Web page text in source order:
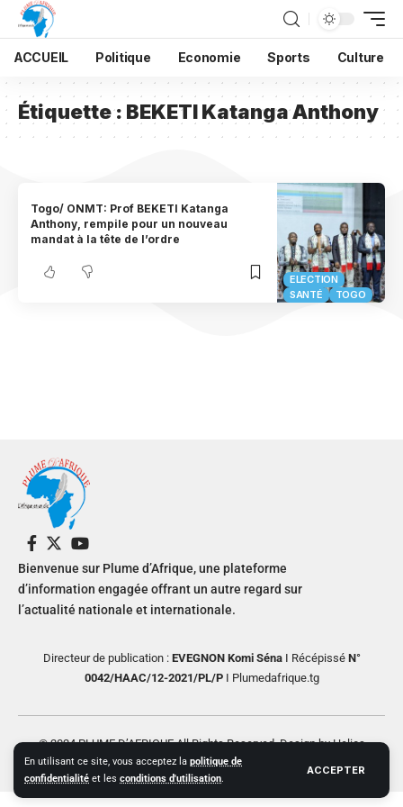
En utilisant ce site, vous acceptez la politique de
confidentialité et les conditions d'utilisation.
ACCEPTER
ACCUEIL Politique Economie Sports Culture
Étiquette : BEKETI Katanga Anthony
ELECTION
SANTÉ
TOGO
Togo/ ONMT: Prof BEKETI Katanga
Anthony, rempile pour un nouveau
mandat à la tête de l’ordre
Bienvenue sur Plume d’Afrique, une plateforme
d’information engagée offrant un autre regard sur
l’actualité nationale et internationale.
Directeur de publication : EVEGNON Komi SénaI RécépisséN°
0042/HAAC/12-2021/PL/PI Plumedafrique.tg
© 2024 PLUME D’AFRIQUE All Rights Reserved. Design by Helios
Creative